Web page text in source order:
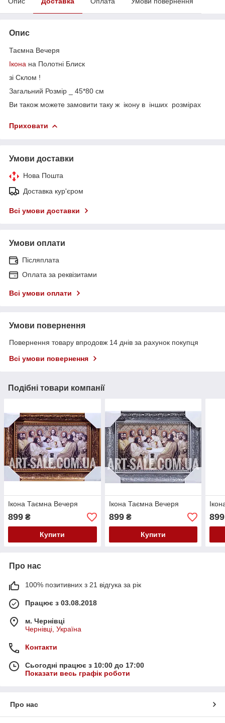
Опис
Таємна Вечеря
Ікона на Полотні Блиск
зі Склом !
Загальний Розмір _ 45*80 см
Ви також можете замовити таку ж ікону в інших розмірах
Приховати
Умови доставки
Нова Пошта
Доставка кур'єром
Всі умови доставки
Умови оплати
Післяплата
Оплата за реквізитами
Всі умови оплати
Умови повернення
Повернення товару впродовж 14 днів за рахунок покупця
Всі умови повернення
Подібні товари компанії
Ікона Таємна Вечеря
899 ₴
Купити
Ікона Таємна Вечеря
899₴
Купити
899
Про нас
100% позитивних з 21 відгука за рік
Працює з 03.08.2018
м. Чернівці
Чернівці, Україна
Контакти
Сьогодні працює з 10:00 до 17:00
Показати весь графік роботи
Про нас